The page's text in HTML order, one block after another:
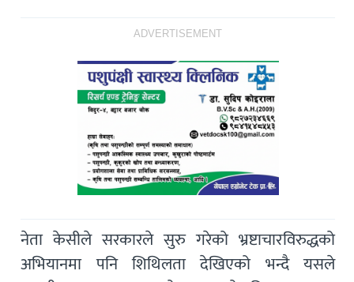
ADVERTISEMENT
नेता केसीले सरकारले सुरु गरेको भ्रष्टाचारविरुद्धको
अभियानमा पनि शिथिलता देखिएको भन्दै यसले